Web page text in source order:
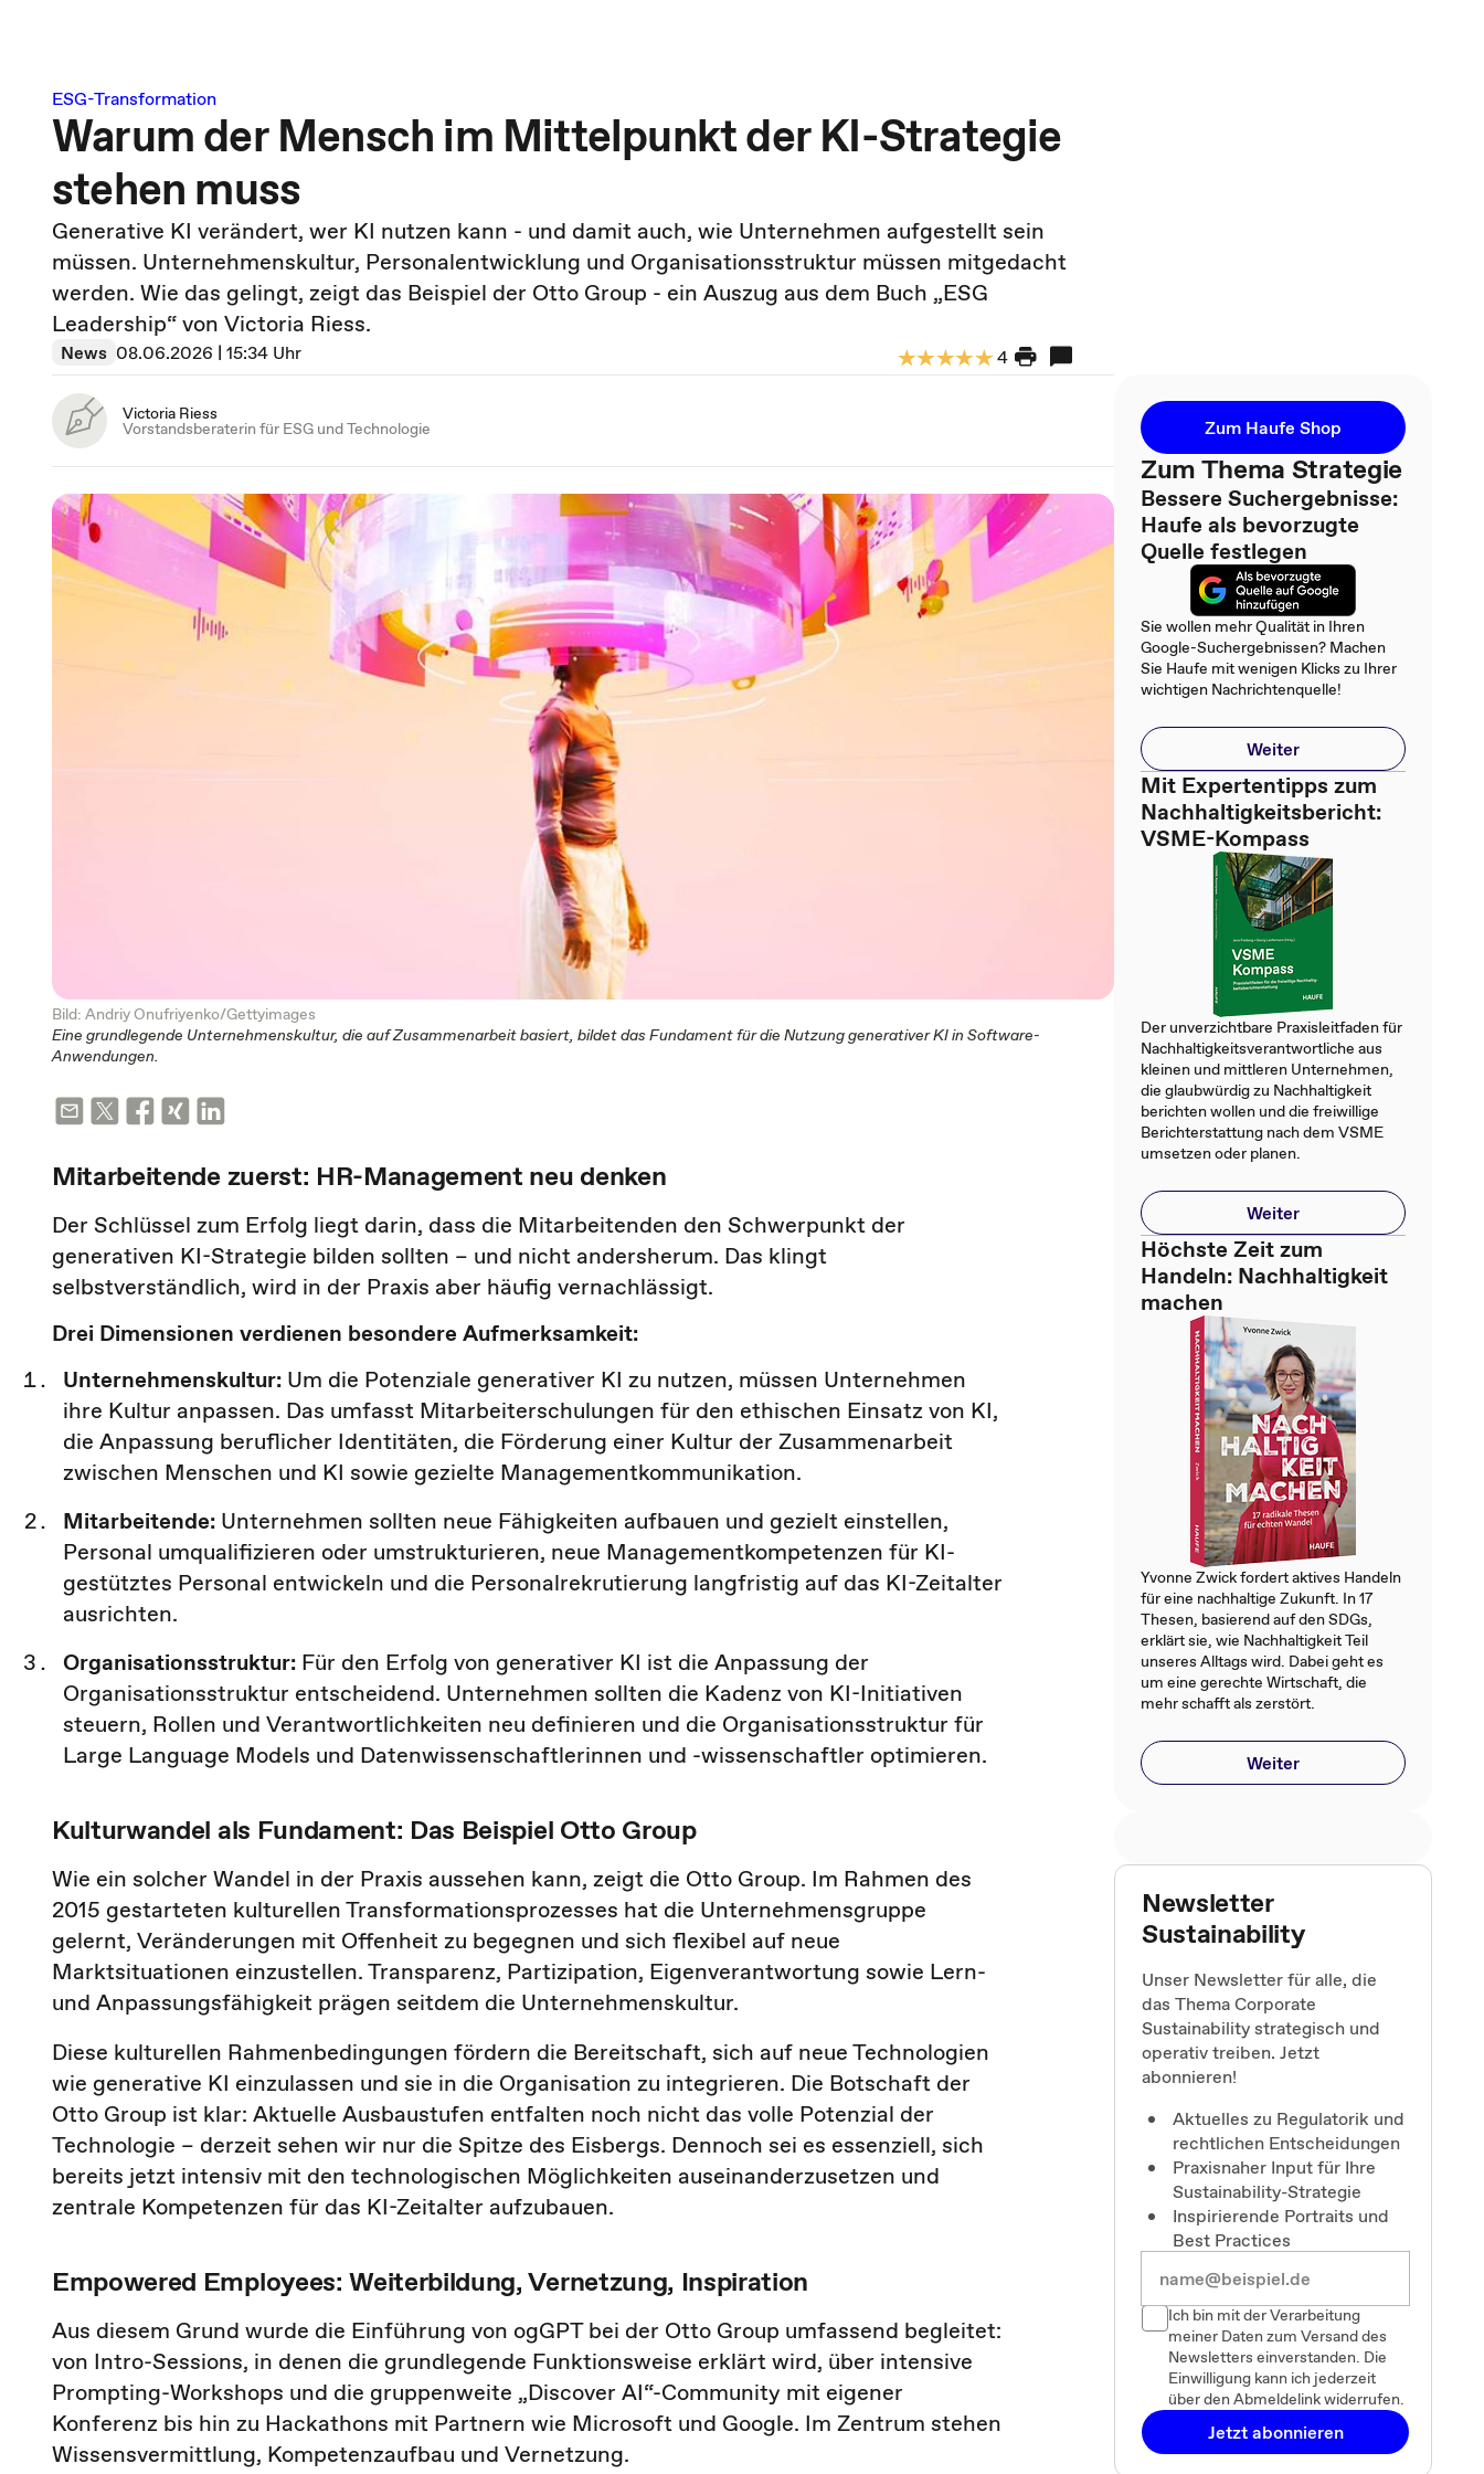
ESG-Transformation
Warum der Mensch im Mittelpunkt der KI-Strategie
stehen muss
Generative KI verändert, wer KI nutzen kann - und damit auch, wie Unternehmen aufgestellt sein
müssen. Unternehmenskultur, Personalentwicklung und Organisationsstruktur müssen mitgedacht
werden. Wie das gelingt, zeigt das Beispiel der Otto Group - ein Auszug aus dem Buch „ESG
Leadership“ von Victoria Riess.
News 08.06.2026 | 15:34 Uhr 4
Victoria Riess
Vorstandsberaterin für ESG und Technologie
Bild: Andriy Onufriyenko/Gettyimages
Eine grundlegende Unternehmenskultur, die auf Zusammenarbeit basiert, bildet das Fundament für die Nutzung generativer KI in Software-
Anwendungen.
Mitarbeitende zuerst: HR-Management neu denken
Der Schlüssel zum Erfolg liegt darin, dass die Mitarbeitenden den Schwerpunkt der
generativen KI-Strategie bilden sollten – und nicht andersherum. Das klingt
selbstverständlich, wird in der Praxis aber häufig vernachlässigt.
Drei Dimensionen verdienen besondere Aufmerksamkeit:
Unternehmenskultur: Um die Potenziale generativer KI zu nutzen, müssen Unternehmen
ihre Kultur anpassen. Das umfasst Mitarbeiterschulungen für den ethischen Einsatz von KI,
die Anpassung beruflicher Identitäten, die Förderung einer Kultur der Zusammenarbeit
zwischen Menschen und KI sowie gezielte Managementkommunikation.
Mitarbeitende: Unternehmen sollten neue Fähigkeiten aufbauen und gezielt einstellen,
Personal umqualifizieren oder umstrukturieren, neue Managementkompetenzen für KI-
gestütztes Personal entwickeln und die Personalrekrutierung langfristig auf das KI-Zeitalter
ausrichten.
Organisationsstruktur: Für den Erfolg von generativer KI ist die Anpassung der
Organisationsstruktur entscheidend. Unternehmen sollten die Kadenz von KI-Initiativen
steuern, Rollen und Verantwortlichkeiten neu definieren und die Organisationsstruktur für
Large Language Models und Datenwissenschaftlerinnen und -wissenschaftler optimieren.
Kulturwandel als Fundament: Das Beispiel Otto Group
Wie ein solcher Wandel in der Praxis aussehen kann, zeigt die Otto Group. Im Rahmen des
2015 gestarteten kulturellen Transformationsprozesses hat die Unternehmensgruppe
gelernt, Veränderungen mit Offenheit zu begegnen und sich flexibel auf neue
Marktsituationen einzustellen. Transparenz, Partizipation, Eigenverantwortung sowie Lern-
und Anpassungsfähigkeit prägen seitdem die Unternehmenskultur.
Diese kulturellen Rahmenbedingungen fördern die Bereitschaft, sich auf neue Technologien
wie generative KI einzulassen und sie in die Organisation zu integrieren. Die Botschaft der
Otto Group ist klar: Aktuelle Ausbaustufen entfalten noch nicht das volle Potenzial der
Technologie – derzeit sehen wir nur die Spitze des Eisbergs. Dennoch sei es essenziell, sich
bereits jetzt intensiv mit den technologischen Möglichkeiten auseinanderzusetzen und
zentrale Kompetenzen für das KI-Zeitalter aufzubauen.
Empowered Employees: Weiterbildung, Vernetzung, Inspiration
Aus diesem Grund wurde die Einführung von ogGPT bei der Otto Group umfassend begleitet:
von Intro-Sessions, in denen die grundlegende Funktionsweise erklärt wird, über intensive
Prompting-Workshops und die gruppenweite „Discover AI“-Community mit eigener
Konferenz bis hin zu Hackathons mit Partnern wie Microsoft und Google. Im Zentrum stehen
Wissensvermittlung, Kompetenzaufbau und Vernetzung.
Zum Haufe Shop
Zum Thema Strategie
Bessere Suchergebnisse:
Haufe als bevorzugte
Quelle festlegen
Sie wollen mehr Qualität in Ihren
Google-Suchergebnissen? Machen
Sie Haufe mit wenigen Klicks zu Ihrer
wichtigen Nachrichtenquelle!
Weiter
Mit Expertentipps zum
Nachhaltigkeitsbericht:
VSME-Kompass
Der unverzichtbare Praxisleitfaden für
Nachhaltigkeitsverantwortliche aus
kleinen und mittleren Unternehmen,
die glaubwürdig zu Nachhaltigkeit
berichten wollen und die freiwillige
Berichterstattung nach dem VSME
umsetzen oder planen.
Weiter
Höchste Zeit zum
Handeln: Nachhaltigkeit
machen
Yvonne Zwick fordert aktives Handeln
für eine nachhaltige Zukunft. In 17
Thesen, basierend auf den SDGs,
erklärt sie, wie Nachhaltigkeit Teil
unseres Alltags wird. Dabei geht es
um eine gerechte Wirtschaft, die
mehr schafft als zerstört.
Weiter
Newsletter
Sustainability
Unser Newsletter für alle, die
das Thema Corporate
Sustainability strategisch und
operativ treiben. Jetzt
abonnieren!
Aktuelles zu Regulatorik und
rechtlichen Entscheidungen
Praxisnaher Input für Ihre
Sustainability-Strategie
Inspirierende Portraits und
Best Practices
Ich bin mit der Verarbeitung
meiner Daten zum Versand des
Newsletters einverstanden. Die
Einwilligung kann ich jederzeit
über den Abmeldelink widerrufen.
Jetzt abonnieren